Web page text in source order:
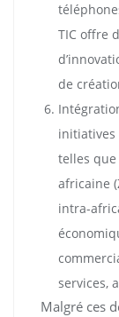
TIC offre
de
initiatives
telles
africaine
intra-
services,
Malgré ces